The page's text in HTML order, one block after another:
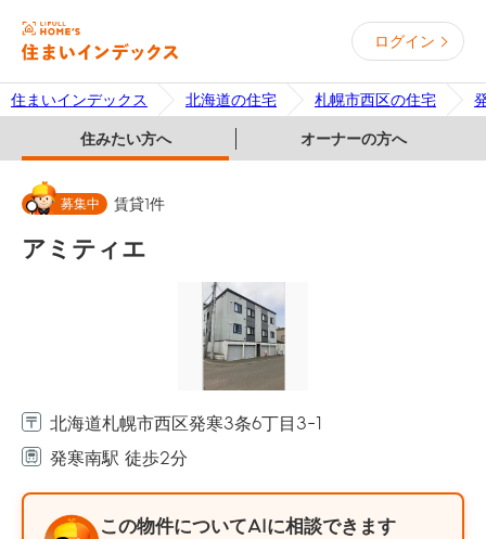
ログイン
住まいインデックス 北海道の住宅 札幌市西区の住宅
住みたい方へ オーナーの方へ
募集中 賃貸1件
アミティエ
北海道札幌市西区発寒3条6丁目3-1
発寒南駅 徒歩2分
この物件についてAIに相談できます